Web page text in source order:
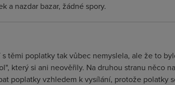
a nazdar bazar, žádné spory.
těmi poplatky tak vůbec nemyslela, ale že to
který si ani neověřily. Na druhou stranu něco
poplatky vzhledem k vysílání, protože polatky